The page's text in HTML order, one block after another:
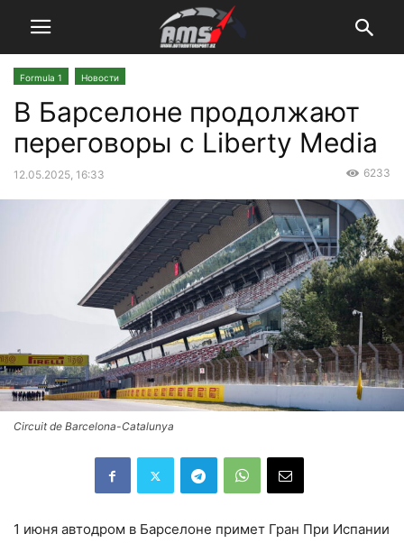
Formula 1 Новости
В Барселоне продолжают
переговоры с Liberty Media
12.05.2025, 16:33 6233
Circuit de Barcelona-Catalunya
1 июня автодром в Барселоне примет Гран При Испании